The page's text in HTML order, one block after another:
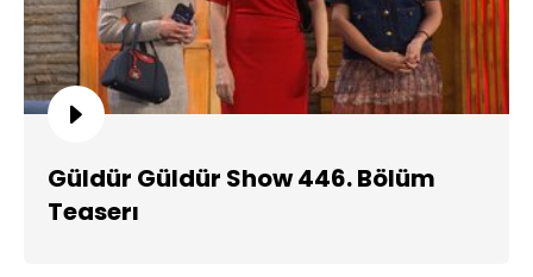
Güldür Güldür Show 446. Bölüm
Teaserı